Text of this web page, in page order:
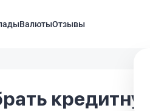
ВалютыОтзывы